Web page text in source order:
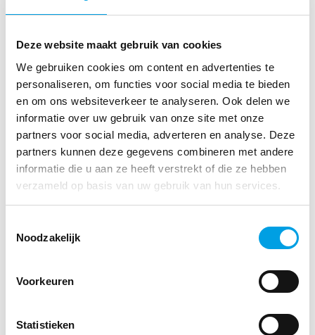
Deze website maakt gebruik van cookies
We gebruiken cookies om content en advertenties te
personaliseren, om functies voor social media te bieden
en om ons websiteverkeer te analyseren. Ook delen we
informatie over uw gebruik van onze site met onze
partners voor social media, adverteren en analyse. Deze
partners kunnen deze gegevens combineren met andere
informatie die u aan ze heeft verstrekt of die ze hebben
verzameld op basis van uw gebruik van hun services.
Noodzakelijk
Voorkeuren
Statistieken
AIS leveranciers. Het tekenen van deze
zetten. Samen maken we hier serieus werk van. En daar
apotheker namelijk écht helpen,” zegt Willem Janse,
Benieuwd naar de verdere ontwikkelingen?
We houden jou op de hoogte van de vervolgstappen en de
voortgang van deze samenwerkingen via onze
Met AIS-leverancier CGM zijn we nog in gesprek. Zodra